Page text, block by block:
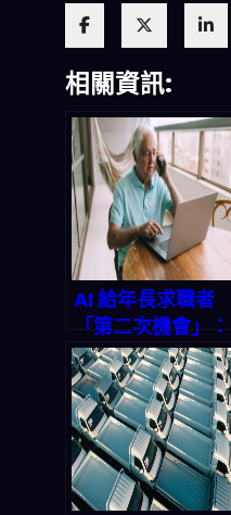
相關資訊:
AI 給年長求職者
「第二次機會」：
2026 職場要怎麼
用語音辨識、NLP
與自動化把自己重
新打包？